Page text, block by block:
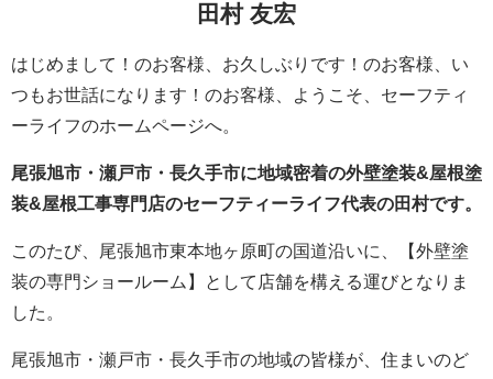
田村 友宏
はじめまして！のお客様、お久しぶりです！のお客様、い
つもお世話になります！のお客様、ようこそ、セーフティ
ーライフのホームページへ。
尾張旭市・瀬戸市・長久手市に地域密着の外壁塗装&屋根塗
装&屋根工事専門店のセーフティーライフ代表の田村です。
このたび、尾張旭市東本地ヶ原町の国道沿いに、【外壁塗
装の専門ショールーム】として店舗を構える運びとなりま
した。
尾張旭市・瀬戸市・長久手市の地域の皆様が、住まいのど